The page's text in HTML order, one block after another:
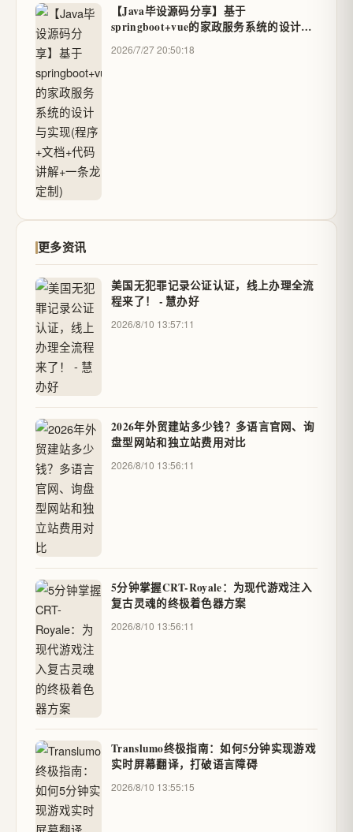
【Java毕设源码分享】基于
springboot+vue的家政服务系统的设计与
实现(程序+文档+代码讲解+一条龙定制)
2026/7/27 20:50:18
更多资讯
美国无犯罪记录公证认证，线上办理全流
程来了！ - 慧办好
2026/8/10 13:57:11
2026年外贸建站多少钱？多语言官网、询
盘型网站和独立站费用对比
2026/8/10 13:56:11
5分钟掌握CRT-Royale：为现代游戏注入
复古灵魂的终极着色器方案
2026/8/10 13:56:11
Translumo终极指南：如何5分钟实现游戏
实时屏幕翻译，打破语言障碍
2026/8/10 13:55:15